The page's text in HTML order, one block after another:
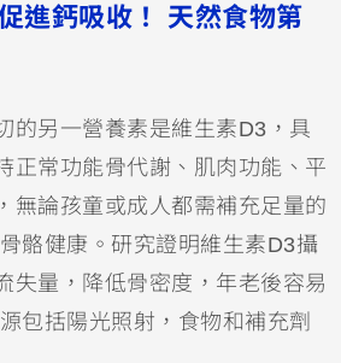
進鈣吸收！ 天然食物第
的另一營養素是維生素D3，具
正常功能骨代謝、肌肉功能、平
無論孩童或成人都需補充足量的
骼健康。研究證明維生素D3攝
失量，降低骨密度，年老後容易
包括陽光照射，食物和補充劑